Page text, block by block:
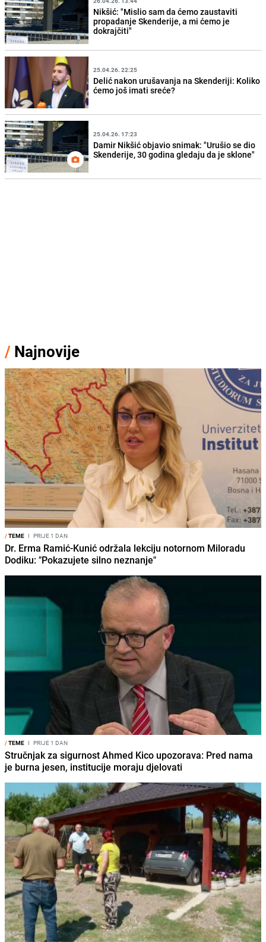
Nikšić: "Mislio sam da ćemo zaustaviti
propadanje Skenderije, a mi ćemo je
dokrajčiti"
25.04.26. 22:25
Delić nakon urušavanja na Skenderiji: Koliko
ćemo još imati sreće?
25.04.26. 17:23
Damir Nikšić objavio snimak: "Urušio se dio
Skenderije, 30 godina gledaju da je sklone"
/ Najnovije
/TEME I PRIJE 1 DAN
Dr. Erma Ramić-Kunić održala lekciju notornom Miloradu
Dodiku: "Pokazujete silno neznanje"
/TEME I PRIJE 1 DAN
Stručnjak za sigurnost Ahmed Kico upozorava: Pred nama
je burna jesen, institucije moraju djelovati